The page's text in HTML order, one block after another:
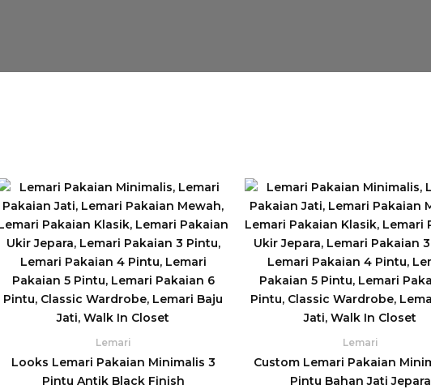
Lemari
Looks Lemari Pakaian Minimalis 3
Pintu Antik Black Finish
Lemari
Custom Lemari Pakaian
Pintu Bahan Jati Jepara